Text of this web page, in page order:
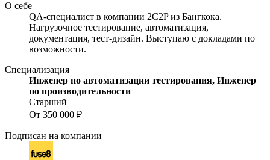
О себе
QA-специалист в компании 2C2P из Бангкока.
Нагрузочное тестирование, автоматизация,
документация, тест-дизайн. Выступаю с докладами по
возможности.
Специализация
Инженер по автоматизации тестирования, Инженер
по производительности
Старший
От 350 000 ₽
Подписан на компании